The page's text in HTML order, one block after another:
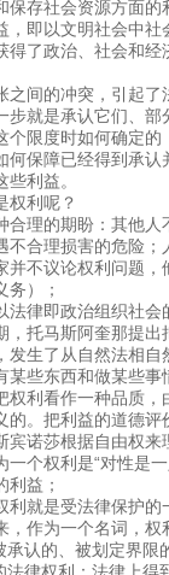
保存社会资源方面
，即以文明社会中
得了政治、社会和
之间的冲突，引起
步就是承认它们、
个限度时如何确定
何保障已经得到承
些利益。
权利呢？
合理的期盼：其他
不合理损害的危险；
并不议论权利问题
务）；
法律即政治组织社
，托马斯阿奎那提
发生了从自然法相
某些东西和做某些事
权利看作一种品质
的。把利益的道德
宾诺莎根据自由权
一个权利是“对性是
利益；
利就是受法律保护的
，作为一个名词，权
承认的、被划定界限
法律权利：法律上得